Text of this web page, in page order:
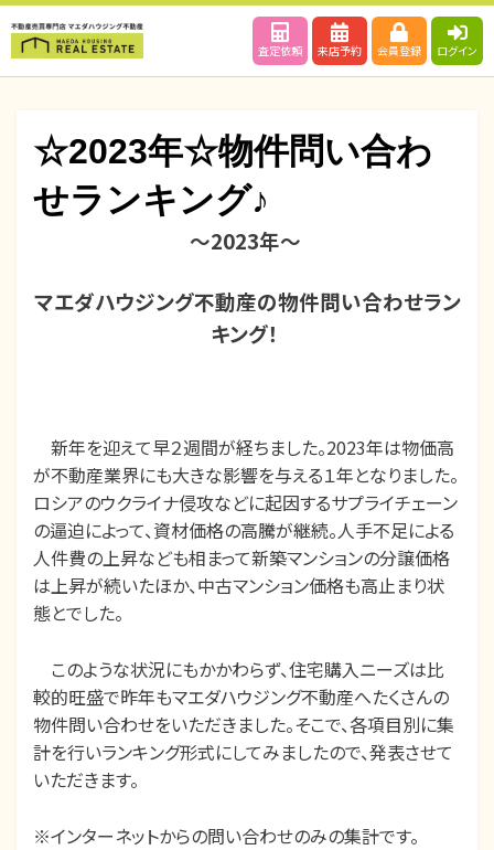
査定依頼 来店予約 会員登録 ログイン
☆2023年☆物件問い合わ
せランキング♪
投稿者
投
日:
2024年1月18日
〜2023年〜
マエダハウジング不動産の物件問い合わせラン
キング！
新年を迎えて早２週間が経ちました。2023年は物価高
が不動産業界にも大きな影響を与える１年となりました。
ロシアのウクライナ侵攻などに起因するサプライチェーン
の逼迫によって、資材価格の高騰が継続。人手不足による
人件費の上昇なども相まって新築マンションの分譲価格
は上昇が続いたほか、中古マンション価格も高止まり状
態とでした。
このような状況にもかかわらず、住宅購入ニーズは比
較的旺盛で昨年もマエダハウジング不動産へたくさんの
物件問い合わせをいただきました。そこで、各項目別に集
計を行いランキング形式にしてみましたので、発表させて
いただきます。
※インターネットからの問い合わせのみの集計です。